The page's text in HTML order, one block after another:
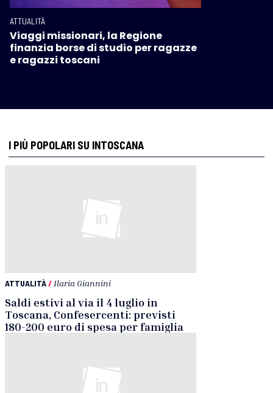
ATTUALITÀ
Viaggi missionari, la Regione
finanzia borse di studio per ragazze
e ragazzi toscani
I PIÙ POPOLARI SU INTOSCANA
ATTUALITÀ/ Ilaria Giannini
Saldi estivi al via il 4 luglio in
Toscana, Confesercenti: previsti
180-200 euro di spesa per famiglia